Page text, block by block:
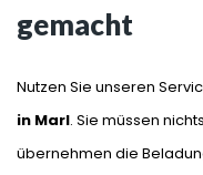
gemacht
Nutzen Sie unseren
in Marl. Sie müssen
übernehmen die